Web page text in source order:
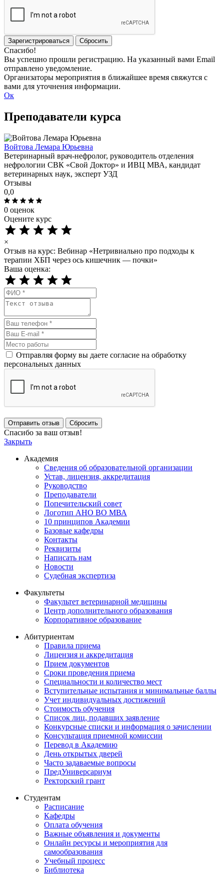
Зарегистрироваться Сбросить
Спасибо!
Вы успешно прошли регистрацию. На указанный вами Email
отправлено уведомление.
Организаторы мероприятия в ближайшее время свяжутся с
вами для уточнения информации.
Ок
Преподаватели курса
Войтова Лемара Юрьевна
Ветеринарный врач-нефролог, руководитель отделения
нефрологии СВК «Свой Доктор» и ИВЦ МВА, кандидат
ветеринарных наук, эксперт УЗД
Отзывы
0,0
0 оценок
Оцените курс
×
Отзыв на курс: Вебинар «Нетривиально про подходы к
терапии ХБП через ось кишечник — почки»
Ваша оценка:
Отправляя форму вы даете согласие на обработку
персональных данных
Отправить отзыв Сбросить
Спасибо за ваш отзыв!
Закрыть
Академия
Сведения об образовательной организации
Устав, лицензия, аккредитация
Руководство
Преподаватели
Попечительский совет
Логотип АНО ВО МВА
10 принципов Академии
Базовые кафедры
Контакты
Реквизиты
Написать нам
Новости
Судебная экспертиза
Факультеты
Факультет ветеринарной медицины
Центр дополнительного образования
Корпоративное образование
Абитуриентам
Правила приема
Лицензия и аккредитация
Прием документов
Сроки проведения приема
Специальности и количество мест
Вступительные испытания и минимальные баллы
Учет индивидуальных достижений
Стоимость обучения
Список лиц, подавших заявление
Конкурсные списки и информация о зачислении
Консультация приемной комиссии
Перевод в Академию
День открытых дверей
Часто задаваемые вопросы
ПредУниверсариум
Ректорский грант
Студентам
Расписание
Кафедры
Оплата обучения
Важные объявления и документы
Онлайн ресурсы и мероприятия для
самообразования
Учебный процесс
Библиотека